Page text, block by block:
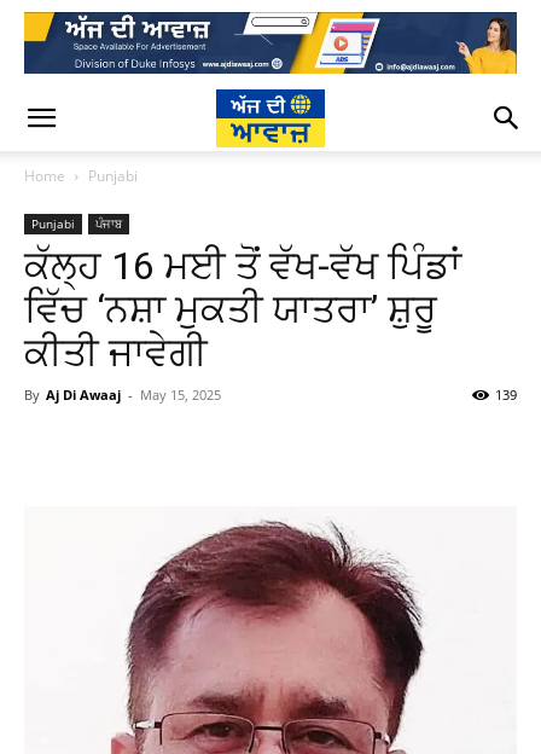
Home Punjabi
Punjabi ਪੰਜਾਬ
ਕੱਲ੍ਹ 16 ਮਈ ਤੋਂ ਵੱਖ-ਵੱਖ ਪਿੰਡਾਂ
ਵਿੱਚ ‘ਨਸ਼ਾ ਮੁਕਤੀ ਯਾਤਰਾ’ ਸ਼ੁਰੂ
ਕੀਤੀ ਜਾਵੇਗੀ
By Aj Di Awaaj - May 15, 2025 139